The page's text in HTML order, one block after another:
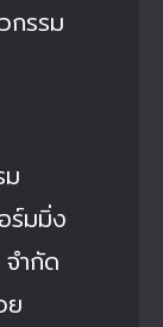
กรรม
ร์มมิ่ง
ำกัด
ย